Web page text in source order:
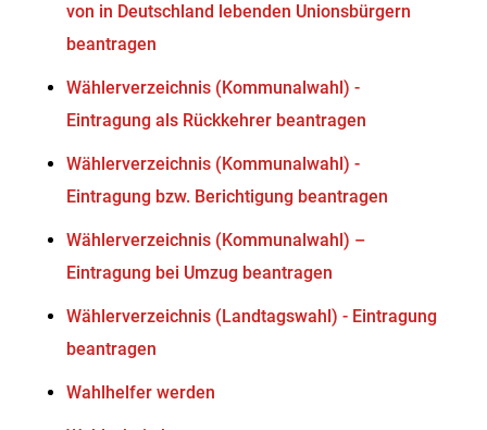
von in Deutschland lebenden Unionsbürgern
beantragen
Wählerverzeichnis (Kommunalwahl) -
Eintragung als Rückkehrer beantragen
Wählerverzeichnis (Kommunalwahl) -
Eintragung bzw. Berichtigung beantragen
Wählerverzeichnis (Kommunalwahl) –
Eintragung bei Umzug beantragen
Wählerverzeichnis (Landtagswahl) - Eintragung
beantragen
Wahlhelfer werden